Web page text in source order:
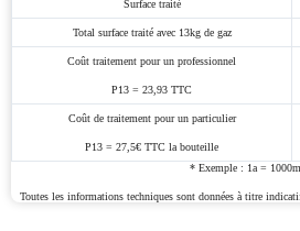
Total surface traité avec 13kg de gaz
Coût traitement pour un professionnel
Coût de traitement pour un particulier
* Exemple : 1a = 1000m²